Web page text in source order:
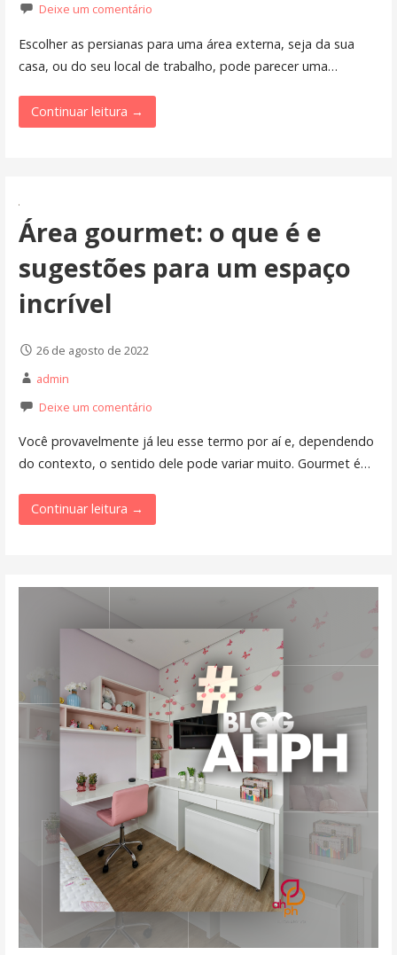
Deixe um comentário
Escolher as persianas para uma área externa, seja da sua
casa, ou do seu local de trabalho, pode parecer uma…
Continuar leitura →
Área gourmet: o que é e
sugestões para um espaço
incrível
26 de agosto de 2022
admin
Deixe um comentário
Você provavelmente já leu esse termo por aí e, dependendo
do contexto, o sentido dele pode variar muito. Gourmet é…
Continuar leitura →